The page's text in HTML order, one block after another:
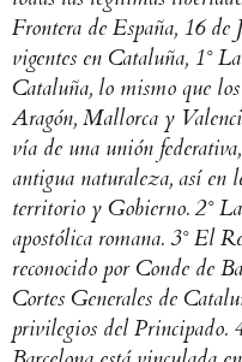
Frontera de España, 16 de
vigentes en Cataluña, 1°
Cataluña, lo mismo que
Aragón, Mallorca y
vía de una unión
antigua naturaleza, así en
territorio y Gobierno. 2°
apostólica romana. 3° El
reconocido por Conde de
Cortes Generales de
privilegios del Principado.